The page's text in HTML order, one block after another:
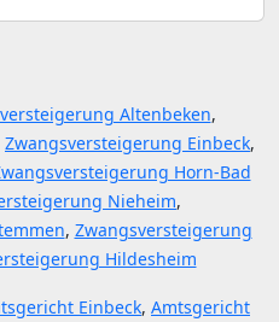
Altenbeken,
Zwangsversteigerung Einbeck,
Horn-Bad
Nieheim,
, Zwangsversteigerung
Hildesheim
Einbeck, Amtsgericht